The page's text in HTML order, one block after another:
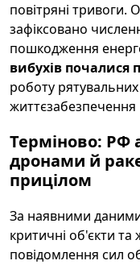
повітряні тривоги.
зафіксовано
пошкодження
вибухів почалися
роботу
життєзабезпечення
Терміново: РФ
дронами й
прицілом
За наявними
критичні об'єкти та
повідомлення сил